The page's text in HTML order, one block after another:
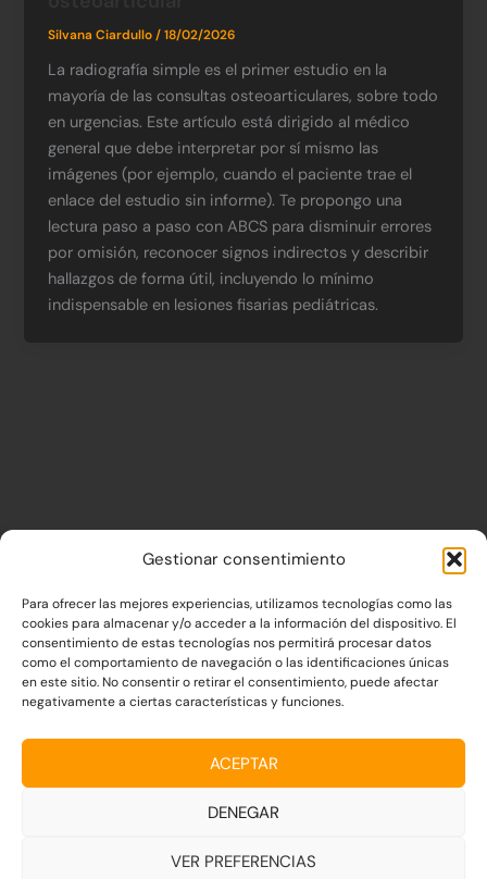
Gestionar consentimiento
Para ofrecer las mejores experiencias, utilizamos tecnologías como las
cookies para almacenar y/o acceder a la información del dispositivo. El
consentimiento de estas tecnologías nos permitirá procesar datos
como el comportamiento de navegación o las identificaciones únicas
en este sitio. No consentir o retirar el consentimiento, puede afectar
negativamente a ciertas características y funciones.
ACEPTAR
DENEGAR
VER PREFERENCIAS
Silvana Ciardullo/18/02/2026
La radiografía simple es el primer estudio en la
mayoría de las consultas osteoarticulares, sobre todo
en urgencias. Este artículo está dirigido al médico
general que debe interpretar por sí mismo las
imágenes (por ejemplo, cuando el paciente trae el
enlace del estudio sin informe). Te propongo una
lectura paso a paso con ABCS para disminuir errores
por omisión, reconocer signos indirectos y describir
hallazgos de forma útil, incluyendo lo mínimo
indispensable en lesiones fisarias pediátricas.
El contenido de este sitio es de
carácter educativo y NO debe
utilizarse como base única para la
toma de decisiones clínicas.
AVISO LEGAL